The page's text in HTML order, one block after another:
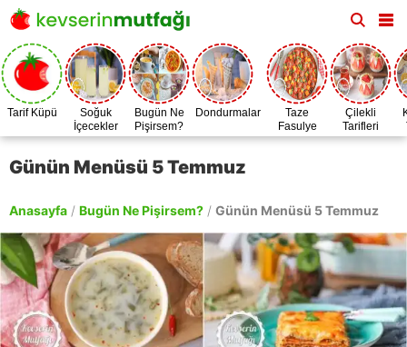
Tarif Küpü
Soğuk
İçecekler
Bugün Ne
Pişirsem?
Dondurmalar
Taze
Fasulye
Zamanı
Çilekli
Tarifleri
Günün Menüsü 5 Temmuz
Anasayfa / Bugün Ne Pişirsem? / Günün Menüsü 5 Temmuz